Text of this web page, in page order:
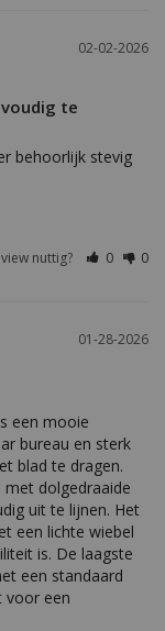
02-02-2026
te
behoorlijk stevig
nuttig? 0 0
01-28-2026
een mooie
bureau en sterk
blad te dragen.
dolgedraaide
uit te lijnen. Het
een lichte wiebel
is. De laagste
een standaard
voor een